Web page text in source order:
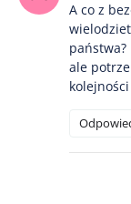
A co z
ale